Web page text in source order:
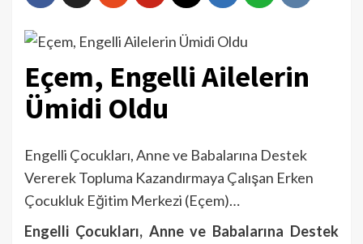
Eçem, Engelli Ailelerin
Ümidi Oldu
Engelli Çocukları, Anne ve Babalarına Destek
Vererek Topluma Kazandırmaya Çalışan Erken
Çocukluk Eğitim Merkezi (Eçem)…
Engelli Çocukları, Anne ve Babalarına Destek